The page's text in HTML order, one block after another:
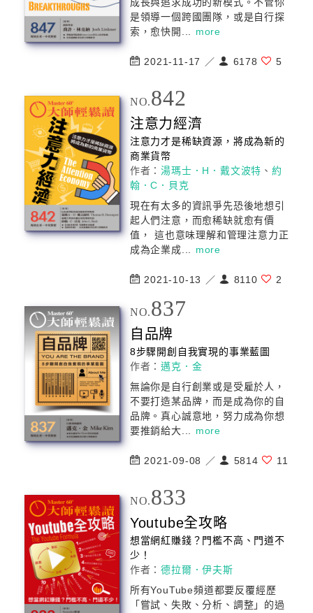
是領導一個跨國團隊，或是自行探
索，愈快開... more
2021-11-17 ／ 6178 5
NO.842
注意力經濟
注意力才是稀缺資源，將成為新的
商業貨幣
作者：湯瑪士．H．戴文波特 、約
翰．C．貝克
現在有太多的資訊爭先恐後地想引
起人們注意，而愈稀缺就愈有價
值， 這也意味理解和管理注意力正
成為企業成... more
2021-10-13 ／ 8110 2
NO.837
自品牌
8步驟開創自我實現的事業藍圖
作者：邁克．金
無論你是自行創業或是受雇於人，
不要打造某品牌，而是成為你的自
品牌。真心誠意地，努力成為你想
要推銷給大... more
2021-09-08 ／ 5814 11
NO.833
Youtube全攻略
想當網紅賺錢？門檻不高、門道不
少！
作者：德拉爾．伊夫斯
所有YouTube頻道都要反覆經歷
「嘗試、失敗、分析、調整」的過